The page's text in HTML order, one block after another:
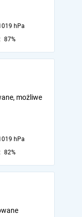
hPa
87%
możliwe
hPa
82%